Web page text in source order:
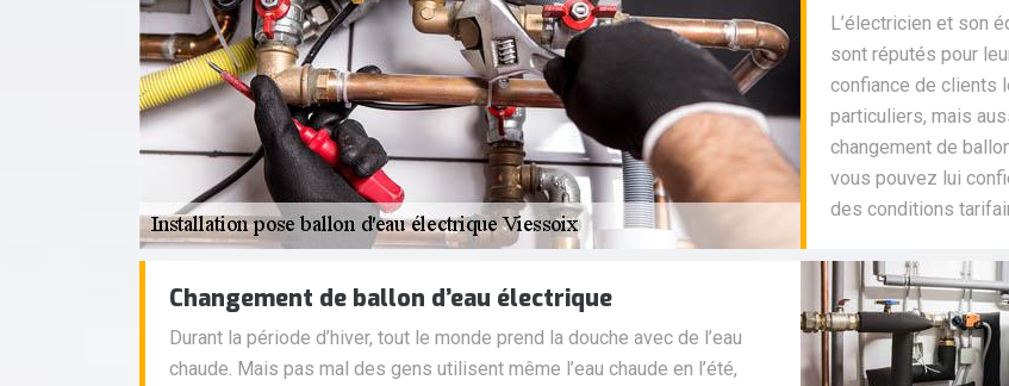
L’électricien et son
sont réputés pour
confiance de clients
particuliers, mais
changement de
vous pouvez lui
des conditions
Changement de ballon d’eau électrique
Durant la période d’hiver, tout le monde prend la douche avec de l’eau
chaude. Mais pas mal des gens utilisent même l’eau chaude en l’été,